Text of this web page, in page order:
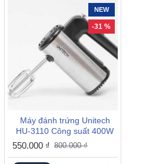
NEW
-31 %
Máy đánh trứng Unitech
HU-3110 Công suất 400W
550.000 ₫ 800.000 ₫